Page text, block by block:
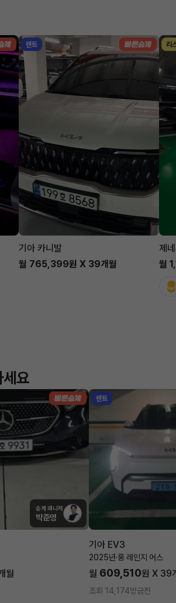
렌트
기아 카니발
월 765,399원 X 39개월
리
제
월
세요
승계 매니저
박준영
월
렌트
기아 EV3
2025년·롱 레인지 어스
월 609,510원 X 39
조회 14,174방금전